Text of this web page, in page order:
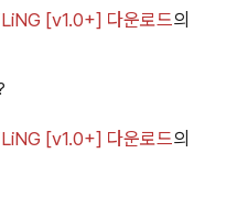
[v1.0+] 다운로드의
[v1.0+] 다운로드의